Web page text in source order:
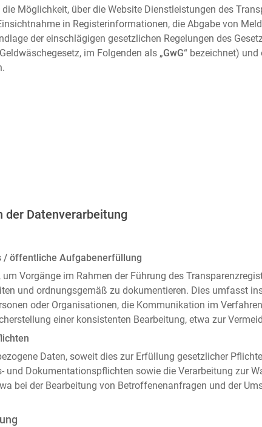
Möglichkeit, über die Website Dienstleistungen des
in Registerinformationen, die Abgabe von
der einschlägigen gesetzlichen Regelungen des
im Folgenden als „GwG“ bezeichnet) und
der Datenverarbeitung
/ öffentliche Aufgabenerfüllung
Vorgänge im Rahmen der Führung des
und ordnungsgemäß zu dokumentieren. Dies umfasst
oder Organisationen, die Kommunikation im
einer konsistenten Bearbeitung, etwa zur
Daten, soweit dies zur Erfüllung gesetzlicher
und Dokumentationspflichten sowie die Verarbeitung zur
bei der Bearbeitung von Betroffenenanfragen und der